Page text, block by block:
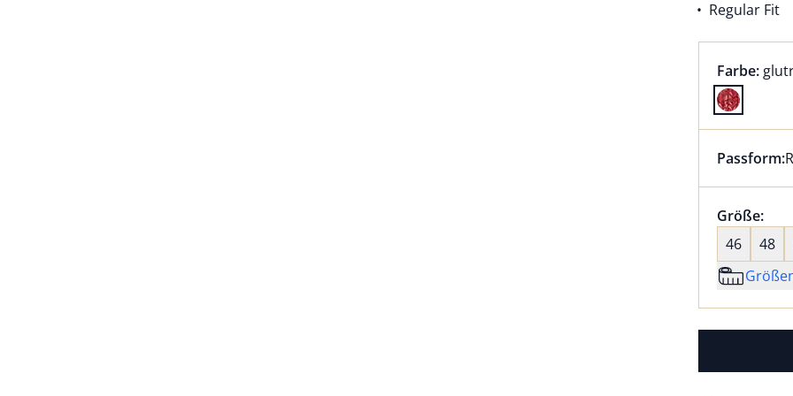
Regular Fit
Farbe:
Farbe
Dieser
Passform:
Größe:
46
48